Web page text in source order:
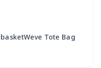
basketWeve Tote Bag